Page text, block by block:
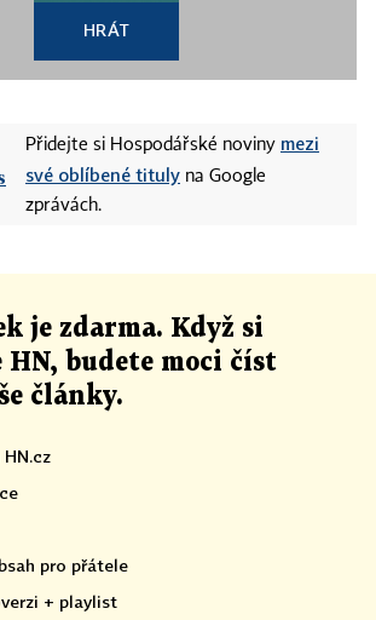
HRÁT
Přidejte si Hospodářské noviny mezi
své oblíbené tituly na Google
zprávách.
je zdarma. Když si
budete moci číst
články.
pro přátele
+ playlist